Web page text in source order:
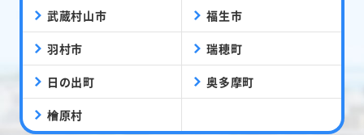
武蔵村山市 福生市
羽村市 瑞穂町
日の出町 奥多摩町
檜原村